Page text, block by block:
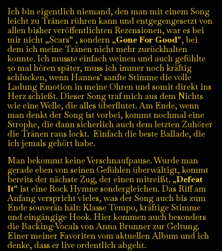
Ich bin eigentlich niemand, den man mit einem Song
leicht zu Tränen rühren kann und entgegengesetzt von
allen bisher veröffentlichten Rezensionen, war es bei
mir nicht „Scars“ , sondern „Gone For Good“, bei
dem ich meine Tränen nicht mehr zurückhalten
konnte. Ich musste einfach weinen und auch gefühlte
20 mal hören später, muss ich immer noch kräftig
schlucken, wenn Hannes‘ sanfte Stimme die volle
Ladung Emotion in meine Ohren und somit direkt ins
Herz schießt. Dieser Song traf mich aus dem Nichts
wie eine Welle, die alles überflutet. Am Ende, wenn
man denkt der Song ist vorbei, kommt nochmal eine
Strophe, die dann sicherlich auch dem letzten Zuhörer
die Tränen raus lockt. Einfach die beste Ballade, die
ich jemals gehört habe.
Man bekommt keine Verschnaufpause. Wurde man
gerade eben von seinen Gefühlen überwältigt, kommt
bereits der nächste Zug, der einen mitreißt. „Defeat
It“ ist eine Rock Hymne sondergleichen. Das Riff am
Anfang verspricht vieles, was der Song auch bis zum
Ende souverän hält: Klasse Tempo, kräftige Stimme
und eingängige Hook. Hier kommen auch besonders
die Backing-Vocals von Anna Brunner zur Geltung.
Einer meiner Favoriten vom aktuellen Album und ich
denke, dass er live ordentlich abgeht.